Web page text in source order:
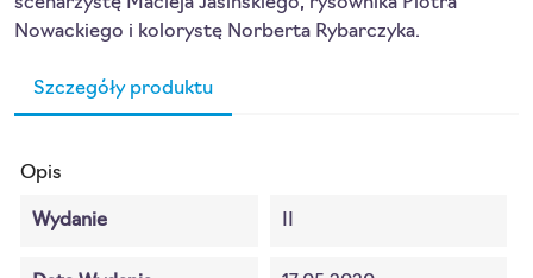
Nowackiego i kolorystę Norberta Rybarczyka.
Szczegóły produktu
Opis
Wydanie